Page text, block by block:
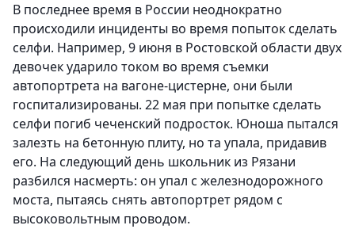
В последнее время в России неоднократно
происходили инциденты во время попыток сделать
селфи. Например, 9 июня в Ростовской области двух
девочек ударило током во время съемки
автопортрета на вагоне-цистерне, они были
госпитализированы. 22 мая при попытке сделать
селфи погиб чеченский подросток. Юноша пытался
залезть на бетонную плиту, но та упала, придавив
его. На следующий день школьник из Рязани
разбился насмерть: он упал с железнодорожного
моста, пытаясь снять автопортрет рядом с
высоковольтным проводом.